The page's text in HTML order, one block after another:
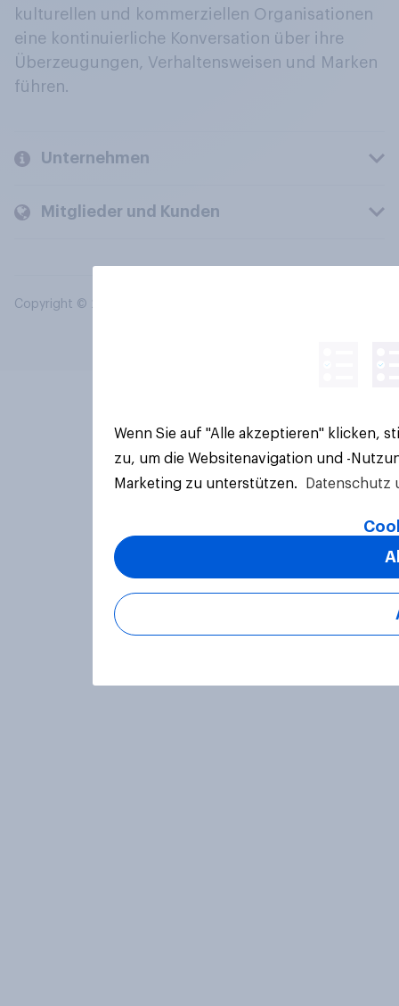
kulturellen und kommerziellen Organisationen
eine kontinuierliche Konversation über ihre
Überzeugungen, Verhaltensweisen und Marken
führen.
Unternehmen
Mitglieder und Kunden
Copyright © 2026 YouGov PLC. Alle Rechte vorbehalten.
Wenn Sie auf "Alle akzeptieren" klicken,
zu, um die Websitenavigation und -
Marketing zu unterstützen.
Datenschutz